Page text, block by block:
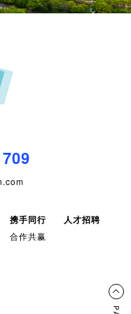
携手同行
合作共赢
人才招聘